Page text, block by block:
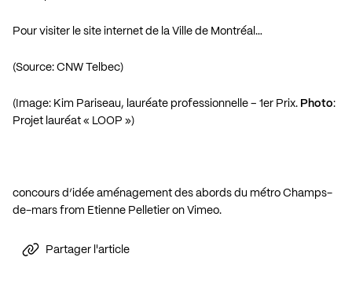
Pour visiter le site internet de la Ville de Montréal…
(Source: CNW Telbec)
(Image: Kim Pariseau, lauréate professionnelle – 1er Prix. Photo:
Projet lauréat « LOOP »)
concours d’idée aménagement des abords du métro Champs-
de-mars from Etienne Pelletier on Vimeo.
Partager l'article